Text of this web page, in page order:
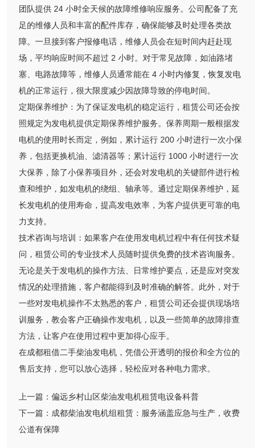
团队提供 24 小时全天候的故障维修响应服务。公司配备了充
足的维修人员和丰富的配件库存，确保能够及时处理各类故
障。一旦接到客户报修电话，维修人员会在短时间内赶赴现
场，平均响应时间不超过 2 小时。对于常见故障，如油路堵
塞、电路故障等，维修人员通常能在 4 小时内修复，恢复发电
机的正常运行，很大限度减少因故障导致的停电时间。
定期保养维护：为了保证发电机的稳定运行，租赁公司还会按
照规定为发电机提供定期保养维护服务。保养周期一般根据发
电机的使用时长而定，例如，累计运行 200 小时进行一次小保
养，包括更换机油、滤清器等；累计运行 1000 小时进行一次
大保养，除了小保养项目外，还会对发电机的关键部件进行检
查和维护，如发电机的绕组、轴承等。通过定期保养维护，延
长发电机的使用寿命，提高发电效率，为客户提供更可靠的电
力支持。
技术咨询与培训：如果客户在使用发电机过程中有任何技术疑
问，租赁公司的专业技术人员随时提供免费的技术咨询服务。
无论是关于发电机的操作方法、日常维护要点，还是应对突发
情况的处理措施，客户都能得到及时准确的解答。此外，对于
一些对发电机操作不太熟悉的客户，租赁公司还会提供现场培
训服务，教会客户正确操作发电机，以及一些简单的故障排查
方法，让客户在使用过程中更加得心应手。
在成都租借二手柴油发电机，凭借公开透明的报价和全方位的
售后支持，您可以放心选择，轻松应对各种电力需求。
上一篇： 偏远乡村山区柴油发电机租赁电设备科普
下一篇： 成都柴油发电机组租赁：服务涵盖应急与生产，收费
公道有保障